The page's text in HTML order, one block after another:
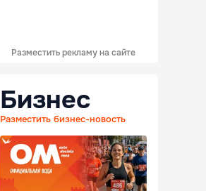
Разместить рекламу на сайте
Бизнес
Разместить бизнес-новость